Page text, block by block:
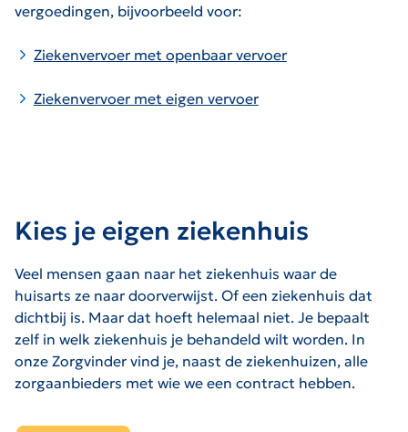
vergoedingen, bijvoorbeeld voor:
Ziekenvervoer met openbaar vervoer
Ziekenvervoer met eigen vervoer
Kies je eigen ziekenhuis
Veel mensen gaan naar het ziekenhuis waar de
huisarts ze naar doorverwijst. Of een ziekenhuis dat
dichtbij is. Maar dat hoeft helemaal niet. Je bepaalt
zelf in welk ziekenhuis je behandeld wilt worden. In
onze Zorgvinder vind je, naast de ziekenhuizen, alle
zorgaanbieders met wie we een contract hebben.